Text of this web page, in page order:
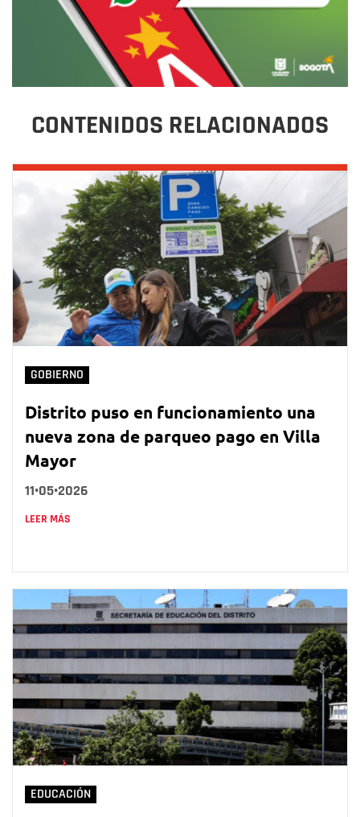
CONTENIDOS RELACIONADOS
GOBIERNO
Distrito puso en funcionamiento una
nueva zona de parqueo pago en Villa
Mayor
11•05•2026
LEER MÁS
EDUCACIÓN